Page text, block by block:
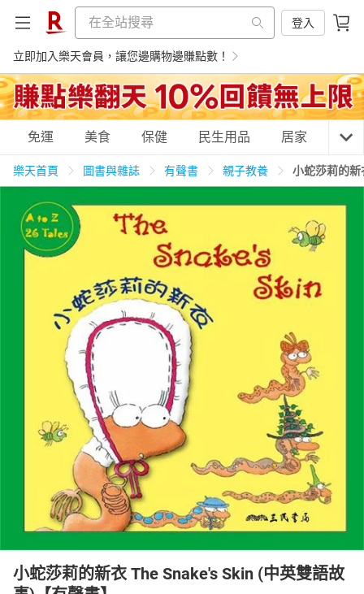
登入
立即加入樂天會員，讓您邊購物邊賺點數！
購物網分類
天天免運 美食蛋糕 民生用品
3C家電 親子玩具
情趣用品
日本購物 電子/紙本書
免運 美食 保健 民生用品 居家 3C
樂天首頁 圖書與雜誌 有聲書 親子教養 小蛇莎莉的新
小蛇莎莉的新衣 The Snake's Skin (中英雙語故